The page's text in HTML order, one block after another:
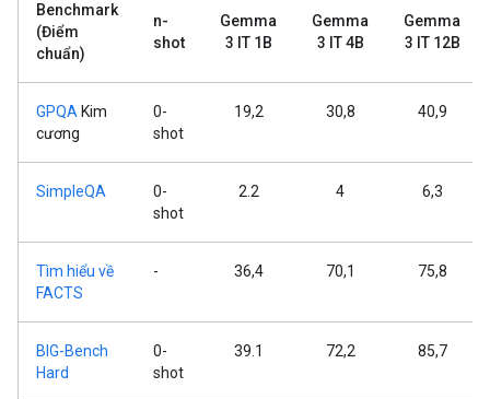
Benchmark
(Điểm
chuẩn)
n-
shot
Gemma
3 IT 1B
Gemma
3 IT 4B
Gemma
3 IT 12B
GPQA Kim
cương
0-
shot
19,2 30,8 40,9
SimpleQA
0-
shot
2.2 4 6,3
Tìm hiểu về
FACTS
- 36,4 70,1 75,8
BIG-Bench
Hard
0-
shot
39.1 72,2 85,7